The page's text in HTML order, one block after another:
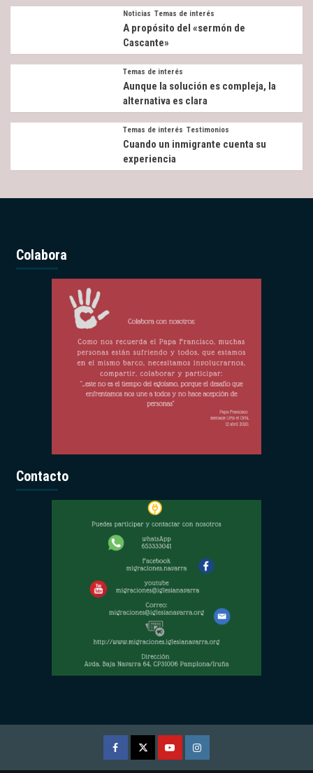
Noticias Temas de interés
A propósito del «sermón de
Cascante»
Temas de interés
Aunque la solución es compleja, la
alternativa es clara
Temas de interés Testimonios
Cuando un inmigrante cuenta su
experiencia
Colabora
Contacto
FacebookTwitterYoutubeInstagram